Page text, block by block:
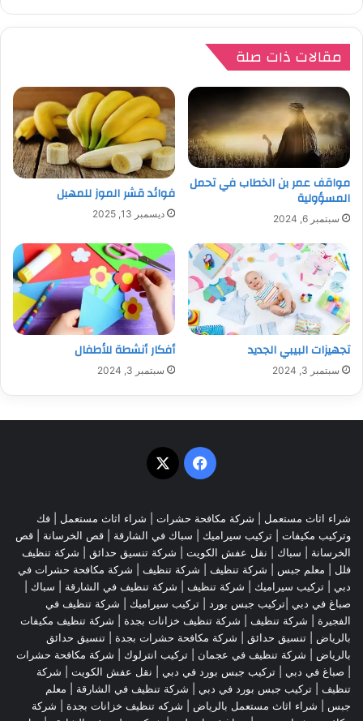
مقالات ذات صلة
مواقف عمر بن الخطاب في تحمل
المسؤولية
سبتمبر 6, 2024
فوائد قشر الموز للمهبل
ديسمبر 13, 2025
تجهيزات البيبي الجديد
سبتمبر 3, 2024
أفكار أنشطة للأطفال
سبتمبر 3, 2024
فيسبوك
‫X
شراء اثاث مستعمل شركة مكافحة حشرات شراء اثاث مستعمل
فك
وتركيب مكيفات | تركيب سيراميك | سباك في الشارقة قص الخرسانة | قص
الخرسانة | سباك نقل عفش الكويت شركة تنسيق حدائق
شركة تنظيف
فلل
معلم جبس شركة تنظيف شركة تنظيف
شركة مكافحة حشرات في
دبي
تركيب سيراميك شركة تنظيف شركة تنظيف في الشارقة | سباك |
صباغ في دبي |تركيب جبس بورد | تركيب سيراميك
شركة تنظيف في
الفجيرة
شركة تنظيف شركة تنظيف خزانات بجدة
شركة تنظيف مكيفات
بالرياض
تنسيق حدائق شركة مكافحة حشرات بجدة
تنسيق حدائق
بالرياض
شركة تنظيف في عجمان | تركيب انترلوك | شركة مكافحة حشرات
صباغ في دبي تركيب جبس بورد في دبي نقل عفش الكويت
شركة
تنظيف
تركيب جبس بورد في دبي شركة تنظيف في الشارقة
معلم
جبس
شراء اثاث مستعمل بالرياض شركه تنظيف خزانات بجدة
شركة